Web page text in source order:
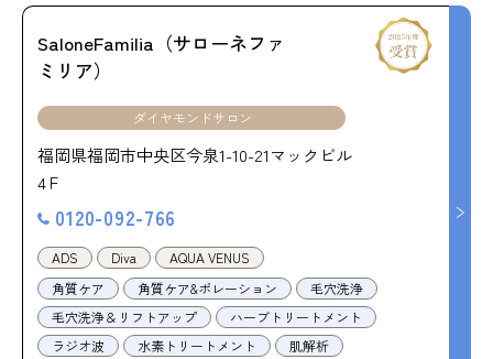
SaloneFamilia（サローネファ
ミリア）
ダイヤモンドサロン
福岡県福岡市中央区今泉1-10-21マックビル
4Ｆ
0120-092-766
ADS Diva
AQUA VENUS
角質ケア
角質ケア&ポレーション
毛穴洗浄
毛穴洗浄＆リフトアップ
ハーブトリートメント
ラジオ波
水素トリートメント
肌解析